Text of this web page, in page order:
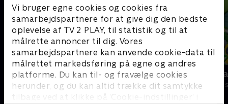
Vi bruger egne cookies og cookies fra
samarbejdspartnere for at give dig den bedste
oplevelse af TV 2 PLAY, til statistik og til at
målrette annoncer til dig. Vores
samarbejdspartnere kan anvende cookie-data til
målrettet markedsføring på egne og andres
platforme. Du kan til- og fravælge cookies
herunder, og du kan altid trække dit samtykke
tilbage ved at klikke på ’Cookie-indstillinger’ i
Gurli Gris
Børneserier • 4 sæsoner
Geckos
Børneserier • 2